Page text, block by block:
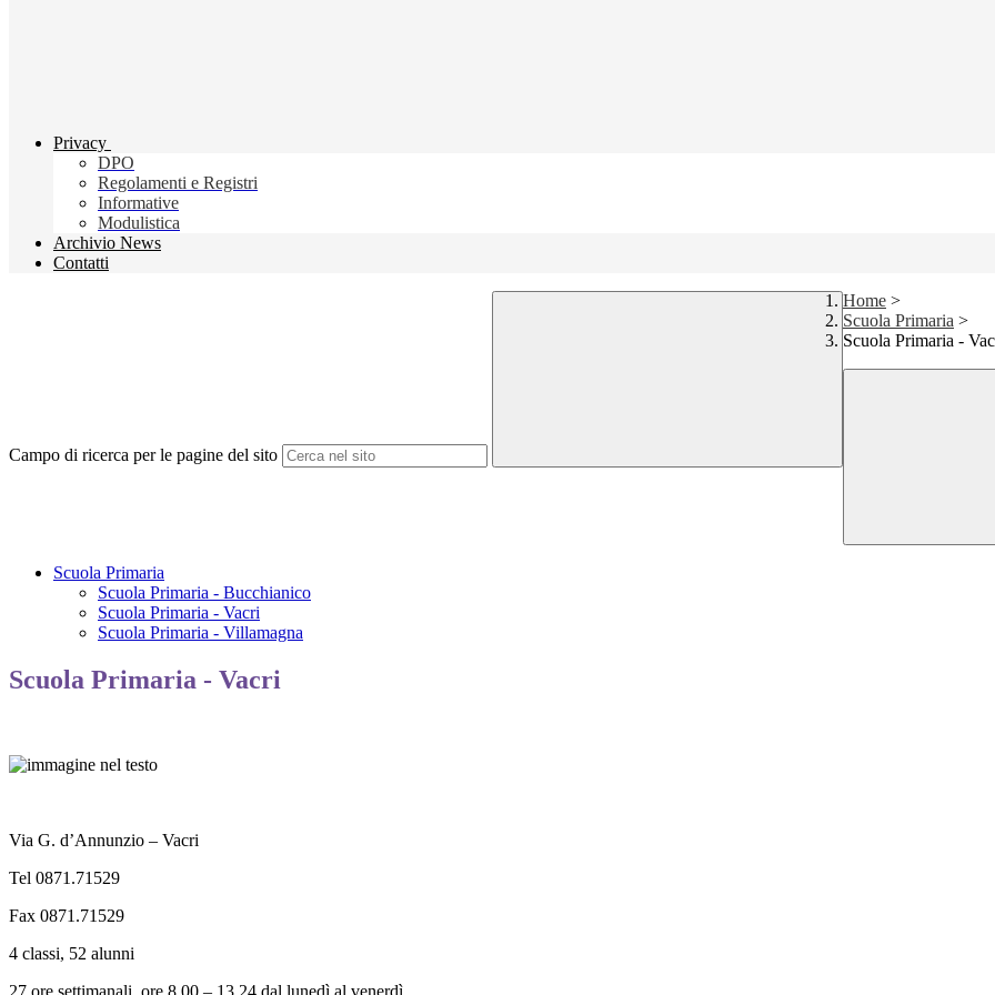
Privacy
DPO
Regolamenti e Registri
Informative
Modulistica
Archivio News
Contatti
Campo di ricerca per le pagine del sito
Home >
Scuola Primaria >
Scuola Primaria -
Scuola Primaria
Scuola Primaria - Bucchianico
Scuola Primaria - Vacri
Scuola Primaria - Villamagna
Scuola Primaria - Vacri
Via G. d’Annunzio – Vacri
Tel 0871.71529
Fax 0871.71529
4 classi, 52 alunni